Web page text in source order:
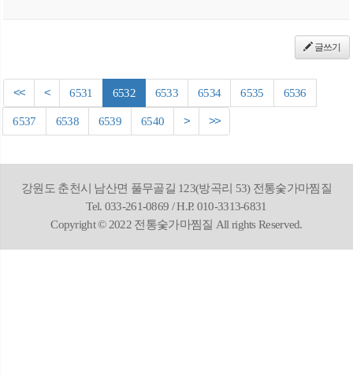
글쓰기
<< < 6531 6532 6533 6534 6535 6536
6537 6538 6539 6540 > >>
강원도 춘천시 남산면 풀무골길 123(방곡리 53) 전통숯가마찜질
Tel. 033-261-0869 / H.P. 010-3313-6831
Copyright © 2022 전통숯가마찜질 All rights Reserved.